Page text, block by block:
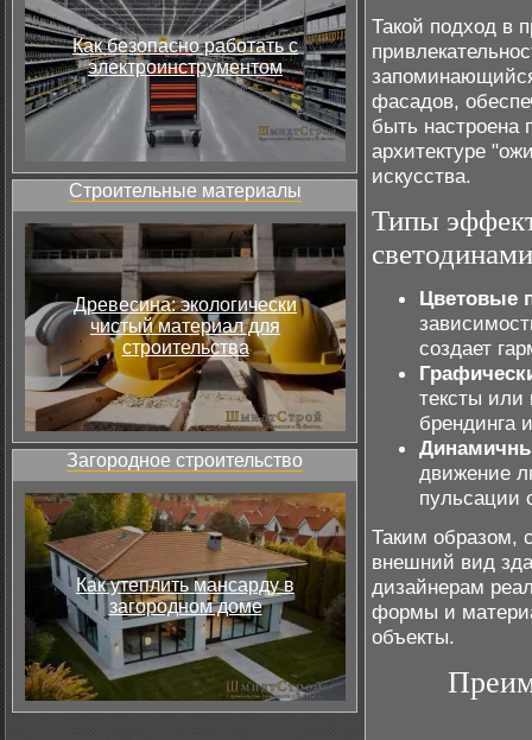
Как безопасно работать с
электроинструментом
Строительные материалы
Древесина: экологически
чистый материал для
строительства
Загородное строительство
Как утеплить мансарду в
загородном доме
Такой подход в
фасадов,
быть настроена
архитектуре
искусства.
Типы
Цветовые
создает
тексты или
брендинга
движение
пульсации
Таким образом,
внешний вид
дизайнерам
формы и
объекты.